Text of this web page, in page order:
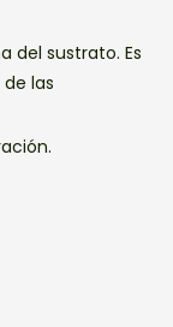
del sustrato. Es
las